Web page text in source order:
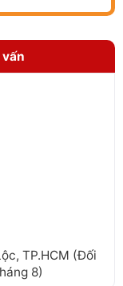
TP.HCM (Đối
8)